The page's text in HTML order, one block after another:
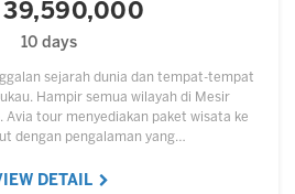
39,590,000
10 days
sejarah dunia dan tempat-tempat
Hampir semua wilayah di Mesir
Avia tour menyediakan paket wisata ke
dengan pengalaman yang…
DETAIL